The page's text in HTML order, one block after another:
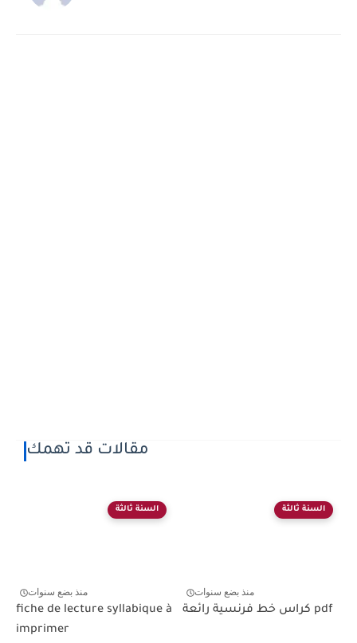
مقالات قد تهمك
السنة ثالثة
منذ بضع سنوات
fiche de lecture syllabique à
imprimer
السنة ثالثة
منذ بضع سنوات
كراس خط فرنسية رائعة pdf